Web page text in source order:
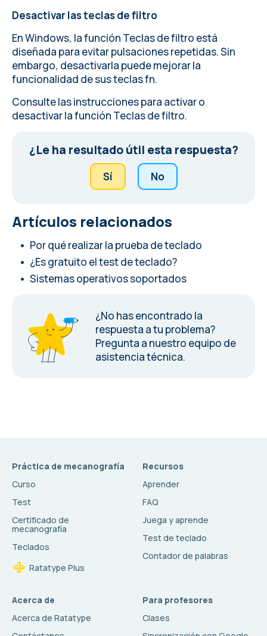
Desactivar las teclas de filtro
En Windows, la función Teclas de filtro está
diseñada para evitar pulsaciones repetidas. Sin
embargo, desactivarla puede mejorar la
funcionalidad de sus teclas fn.
Consulte las instrucciones para activar o
desactivar la función Teclas de filtro.
¿Le ha resultado útil esta respuesta?
Sí No
Artículos relacionados
Por qué realizar la prueba de teclado
¿Es gratuito el test de teclado?
Sistemas operativos soportados
¿No has encontrado la
respuesta a tu problema?
Pregunta a nuestro equipo de
asistencia técnica.
Práctica de mecanografía
Curso
Test
Certificado de
mecanografía
Teclados
Ratatype Plus
Recursos
Aprender
FAQ
Juega y aprende
Test de teclado
Contador de palabras
Acerca de
Acerca de Ratatype
Para profesores
Clases